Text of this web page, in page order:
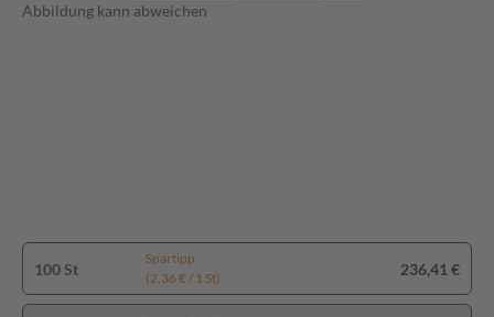
Abbildung kann abweichen
100 St
Spartipp
(2,36 € / 1 St)
236,41 €